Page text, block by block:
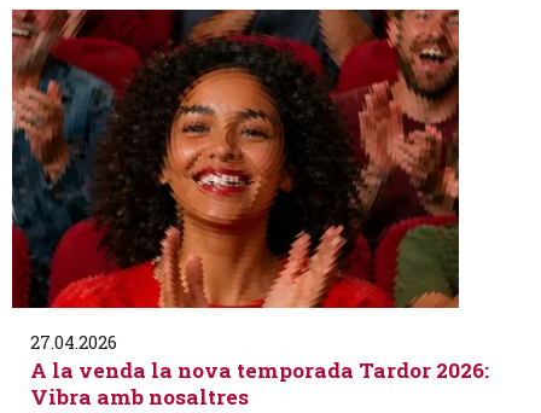
27.04.2026
A la venda la nova temporada Tardor 2026:
Vibra amb nosaltres